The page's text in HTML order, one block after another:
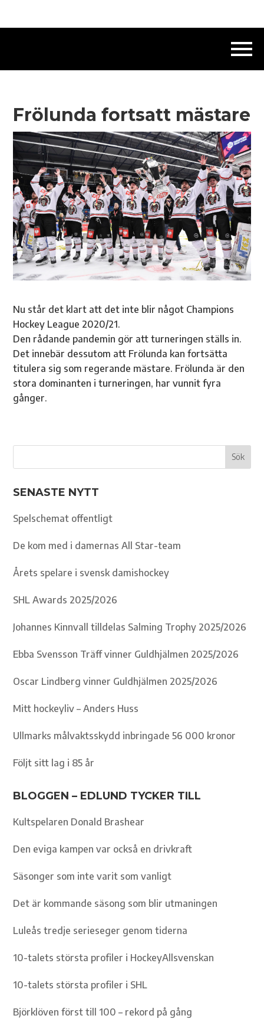
Frölunda fortsatt mästare
Nu står det klart att det inte blir något Champions
Hockey League 2020/21.
Den rådande pandemin gör att turneringen ställs in.
Det innebär dessutom att Frölunda kan fortsätta
titulera sig som regerande mästare. Frölunda är den
stora dominanten i turneringen, har vunnit fyra
gånger.
SENASTE NYTT
Spelschemat offentligt
De kom med i damernas All Star-team
Årets spelare i svensk damishockey
SHL Awards 2025/2026
Johannes Kinnvall tilldelas Salming Trophy 2025/2026
Ebba Svensson Träff vinner Guldhjälmen 2025/2026
Oscar Lindberg vinner Guldhjälmen 2025/2026
Mitt hockeyliv – Anders Huss
Ullmarks målvaktsskydd inbringade 56 000 kronor
Följt sitt lag i 85 år
BLOGGEN – EDLUND TYCKER TILL
Kultspelaren Donald Brashear
Den eviga kampen var också en drivkraft
Säsonger som inte varit som vanligt
Det är kommande säsong som blir utmaningen
Luleås tredje serieseger genom tiderna
10-talets största profiler i HockeyAllsvenskan
10-talets största profiler i SHL
Björklöven först till 100 – rekord på gång